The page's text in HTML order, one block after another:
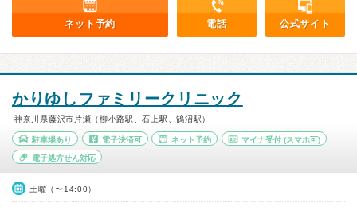
ネット予約 電話 公式サイト
かりゆしファミリークリニック
神奈川県藤沢市片瀬（柳小路駅、石上駅、鵠沼駅）
駐車場あり 電子決済可 ネット予約 マイナ受付 (スマホ可)
電子処方せん対応
土曜（〜14:00）